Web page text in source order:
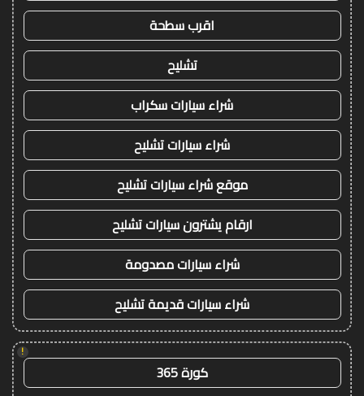
اقرب سطحة
تشليح
شراء سيارات سكراب
شراء سيارات تشليح
موقع شراء سيارات تشليح
ارقام يشترون سيارات تشليح
شراء سيارات مصدومة
شراء سيارات قديمة تشليح
!
كورة 365